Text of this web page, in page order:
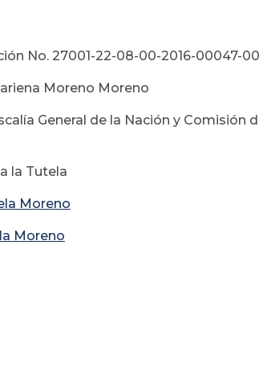
de
No. 27001-22-08-00-2016-00047-
Moreno Moreno
General de la Nación y Comisión
la Tutela
Moreno
Moreno